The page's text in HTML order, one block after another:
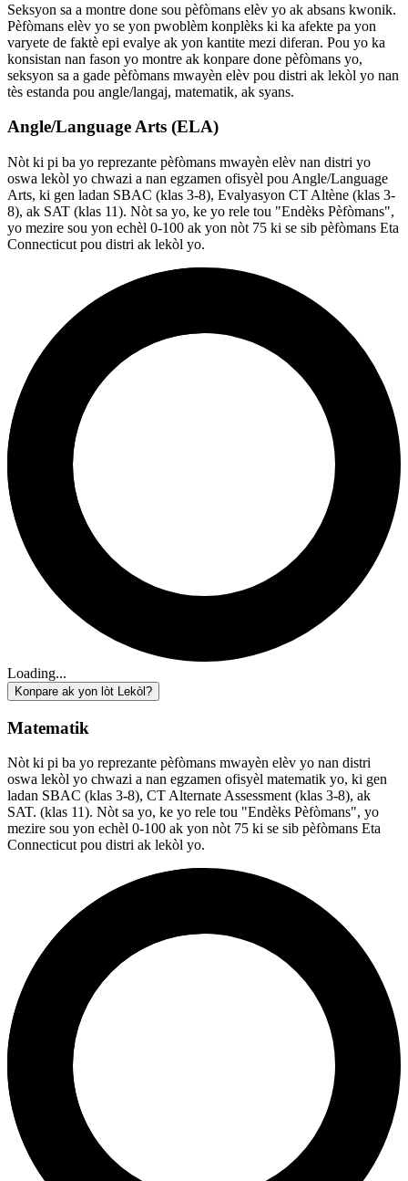
Seksyon sa a montre done sou pèfòmans elèv yo ak absans kwonik.
Pèfòmans elèv yo se yon pwoblèm konplèks ki ka afekte pa yon
varyete de faktè epi evalye ak yon kantite mezi diferan. Pou yo ka
konsistan nan fason yo montre ak konpare done pèfòmans yo,
seksyon sa a gade pèfòmans mwayèn elèv pou distri ak lekòl yo nan
tès estanda pou angle/langaj, matematik, ak syans.
Angle/Language Arts (ELA)
Nòt ki pi ba yo reprezante pèfòmans mwayèn elèv nan distri yo
oswa lekòl yo chwazi a nan egzamen ofisyèl pou Angle/Language
Arts, ki gen ladan SBAC (klas 3-8), Evalyasyon CT Altène (klas 3-
8), ak SAT (klas 11). Nòt sa yo, ke yo rele tou "Endèks Pèfòmans",
yo mezire sou yon echèl 0-100 ak yon nòt 75 ki se sib pèfòmans Eta
Connecticut pou distri ak lekòl yo.
Loading...
Konpare ak yon lòt Lekòl?
Matematik
Nòt ki pi ba yo reprezante pèfòmans mwayèn elèv yo nan distri
oswa lekòl yo chwazi a nan egzamen ofisyèl matematik yo, ki gen
ladan SBAC (klas 3-8), CT Alternate Assessment (klas 3-8), ak
SAT. (klas 11). Nòt sa yo, ke yo rele tou "Endèks Pèfòmans", yo
mezire sou yon echèl 0-100 ak yon nòt 75 ki se sib pèfòmans Eta
Connecticut pou distri ak lekòl yo.